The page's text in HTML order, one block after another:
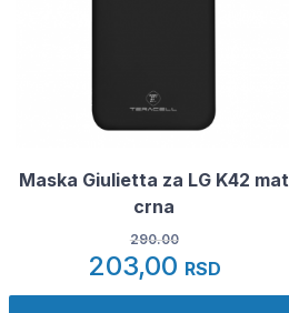
Maska Giulietta za LG K42 mat
crna
290.00
203,00 RSD